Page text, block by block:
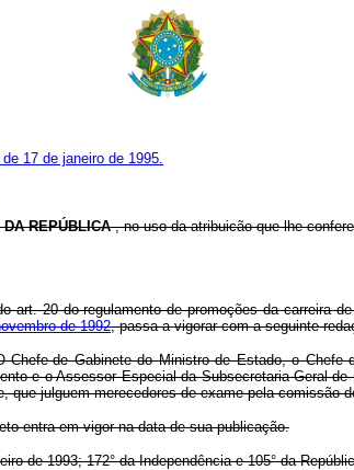
17 de janeiro de 1995.
REPÚBLICA, no uso da atribuicão que lhe
art. 20 do regulamento de promoções da carreira
de 1992, passa a vigorar com a seguinte
Chefe-de Gabinete do Ministro de Estado, o Chefe
e o Assessor Especial da Subsecretaria-Geral
que julguem merecedores de exame pela comissão
entra em vigor na data de sua publicação.
de 1993; 172° da Independência e 105° da